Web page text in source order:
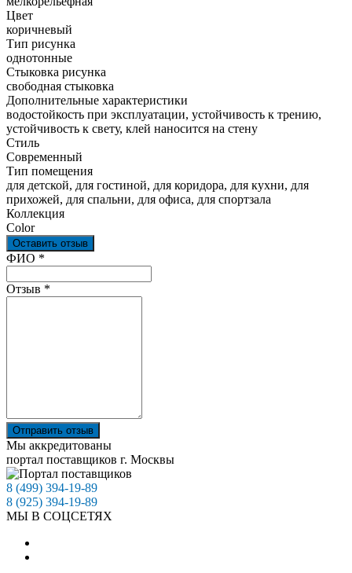
Цвет
коричневый
Тип рисунка
однотонные
Стыковка рисунка
свободная стыковка
Дополнительные характеристики
водостойкость при эксплуатации, устойчивость к трению,
устойчивость к свету, клей наносится на стену
Стиль
Современный
Тип помещения
для детской, для гостиной, для коридора, для кухни, для
прихожей, для спальни, для офиса, для спортзала
Коллекция
Color
Оставить отзыв
Ваш отзыв был отправлен!
ФИО *
Отзыв *
Отправить отзыв
Мы аккредитованы
портал поставщиков г. Москвы
8 (499) 394-19-89
8 (925) 394-19-89
МЫ В СОЦСЕТЯХ